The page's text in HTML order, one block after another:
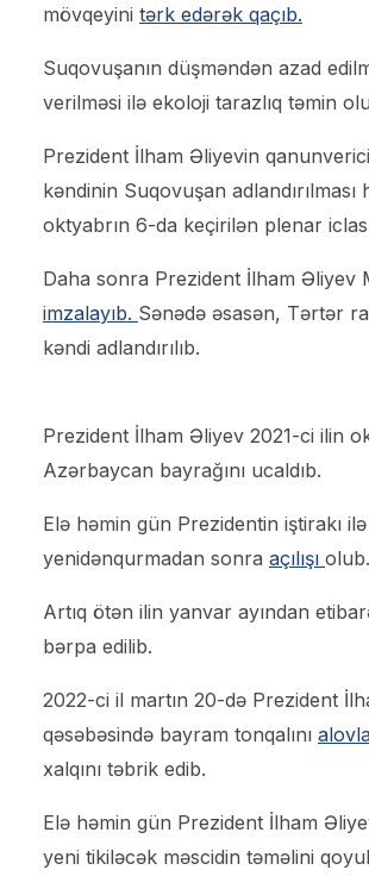
mövqeyini tərk edərək qaçıb.
Suqovuşanın düşməndən azad
verilməsi ilə ekoloji tarazlıq təmin
Prezident İlham Əliyevin
kəndinin Suqovuşan adlandırılması
oktyabrın 6-da keçirilən plenar
Daha sonra Prezident İlham Əliyev
imzalayıb. Sənədə əsasən, Tərtər
kəndi adlandırılıb.
Prezident İlham Əliyev 2021-ci ilin
Azərbaycan bayrağını ucaldıb.
Elə həmin gün Prezidentin iştirakı
yenidənqurmadan sonra açılışı olub.
Artıq ötən ilin yanvar ayından
bərpa edilib.
2022-ci il martın 20-də Prezident
qəsəbəsində bayram tonqalını
xalqını təbrik edib.
Elə həmin gün Prezident İlham
yeni tikiləcək məscidin təməlini